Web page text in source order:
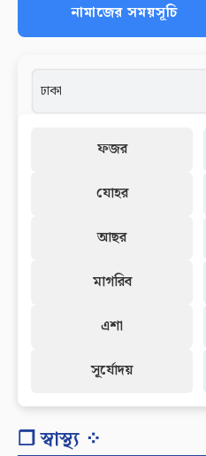
নামাজের সময়সূচি
ফজর
যোহর
আছর
মাগরিব
এশা
সূর্যোদয়
❐ স্বাস্থ্য ⁘